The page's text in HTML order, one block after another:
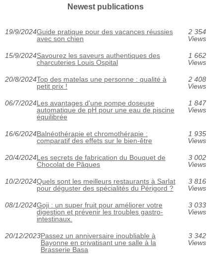
Newest publications
19/9/2024Guide pratique pour des vacances réussies
avec son chien
2 354
Views
15/9/2024Savourez les saveurs authentiques des
charcuteries Louis Ospital
1 662
Views
20/8/2024Top des matelas une personne : qualité à
petit prix !
2 408
Views
06/7/2024Les avantages d'une pompe doseuse
automatique de pH pour une eau de piscine
équilibrée
1 847
Views
16/6/2024Balnéothérapie et chromothérapie :
comparatif des effets sur le bien-être
1 935
Views
20/4/2024Les secrets de fabrication du Bouquet de
Chocolat de Pâques
3 002
Views
10/2/2024Quels sont les meilleurs restaurants à Sarlat
pour déguster des spécialités du Périgord ?
3 816
Views
08/1/2024Goji : un super fruit pour améliorer votre
digestion et prévenir les troubles gastro-
intestinaux.
3 033
Views
20/12/2023Passez un anniversaire inoubliable à
Bayonne en privatisant une salle à la
Brasserie Basa
3 342
Views